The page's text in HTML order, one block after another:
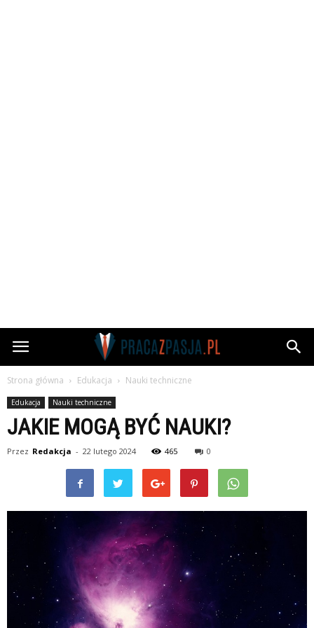
Pracazpasja.pl
Strona główna Edukacja Nauki techniczne
Edukacja Nauki techniczne
JAKIE MOGĄ BYĆ NAUKI?
Przez Redakcja - 22 lutego 2024 465 0